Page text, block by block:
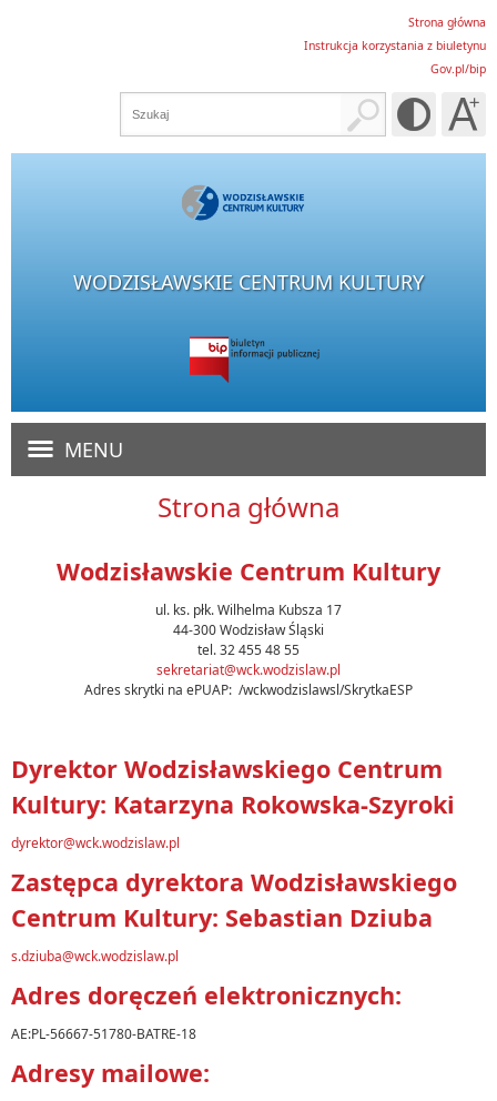
Strona główna
Instrukcja korzystania z biuletynu
Gov.pl/bip
WODZISŁAWSKIE CENTRUM KULTURY
MENU
Strona główna
Wodzisławskie Centrum Kultury
ul. ks. płk. Wilhelma Kubsza 17
44-300 Wodzisław Śląski
tel. 32 455 48 55
sekretariat@wck.wodzislaw.pl
Adres skrytki na ePUAP: /wckwodzislawsl/SkrytkaESP
Dyrektor Wodzisławskiego Centrum
Kultury: Katarzyna Rokowska-Szyroki
dyrektor@wck.wodzislaw.pl
Zastępca dyrektora Wodzisławskiego
Centrum Kultury: Sebastian Dziuba
s.dziuba@wck.wodzislaw.pl
Adres doręczeń elektronicznych:
AE:PL-56667-51780-BATRE-18
Adresy mailowe: